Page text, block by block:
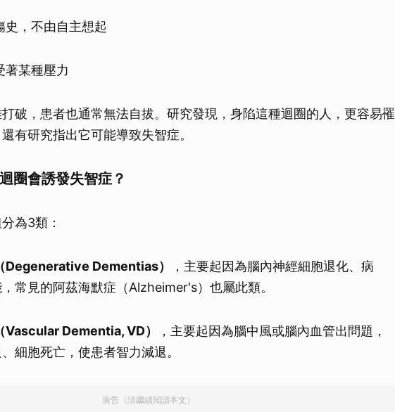
，不由自主想起
某種壓力
破，患者也通常無法自拔。研究發現，身陷這種迴圈的人，更容易罹
有研究指出它可能導致失智症。
圈會誘發失智症？
為3類：
Degenerative Dementias）
，主要起因為腦內神經細胞退化、病
常見的阿茲海默症（Alzheimer's）也屬此類。
Vascular Dementia, VD）
，主要起因為腦中風或腦內血管出問題，
細胞死亡，使患者智力減退。
廣告（請繼續閱讀本文）